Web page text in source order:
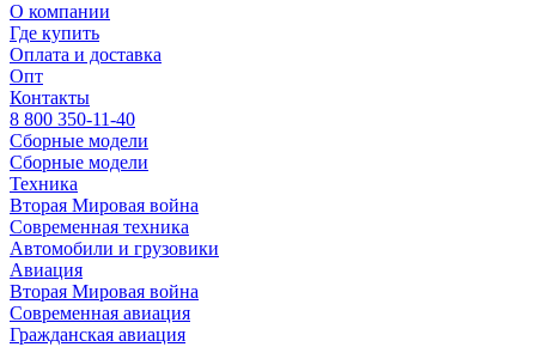
О компании
Где купить
Оплата и доставка
Опт
Контакты
8 800 350-11-40
Сборные модели
Сборные модели
Техника
Вторая Мировая война
Современная техника
Автомобили и грузовики
Авиация
Вторая Мировая война
Современная авиация
Гражданская авиация